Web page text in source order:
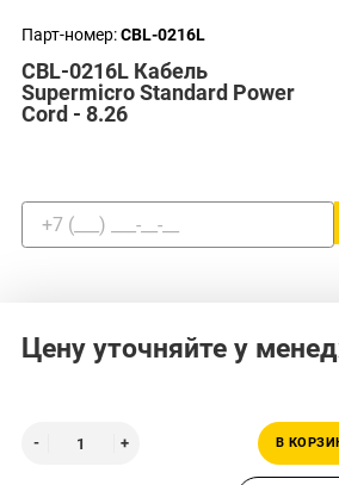
Парт-номер:CBL-0216L
CBL-0216L Кабель
Supermicro Standard Power
Cord - 8.26
Цену уточняйте у
В